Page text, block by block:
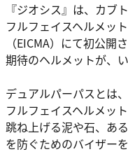
『ジオシス』は、カブ
フルフェイスヘルメッ
（EICMA）にて初公
期待のヘルメットが、
デュアルパーパスとは
フルフェイスヘルメッ
跳ね上げる泥や石、あ
を防ぐためのバイザー